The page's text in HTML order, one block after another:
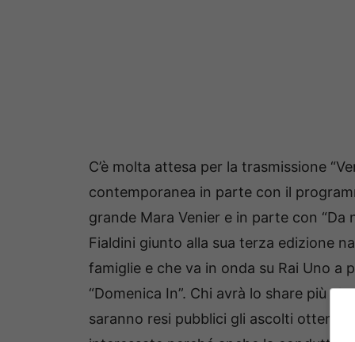
C’è molta attesa per la trasmissione
contemporanea in parte con il
grande Mara Venier e in parte con
Fialdini giunto alla sua terza edizione
famiglie e che va in onda su Rai Uno a
“Domenica In”. Chi avrà lo share più
saranno resi pubblici gli ascolti